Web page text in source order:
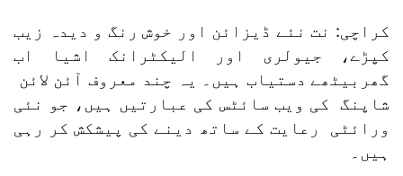
کراچی: نت نئے ڈیزائن اور خوش رنگ و دیدہ زیب
کپڑے، جیولری اور الیکٹرانک اشیا اب
گھربیٹھے دستیاب ہیں۔ یہ چند معروف آئن لائن
شاپنگ کی ویب سائٹس کی عبارتیں ہیں، جو نئی
ورائٹی رعایت کے ساتھ دینے کی پیشکش کر رہی
ہیں۔